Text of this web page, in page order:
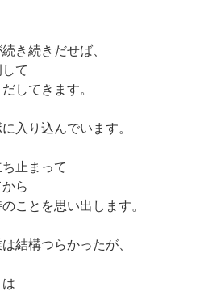
き続きだせば、
て
してきます。
入り込んでいます。
止まって
ら
ことを思い出します。
結構つらかったが、